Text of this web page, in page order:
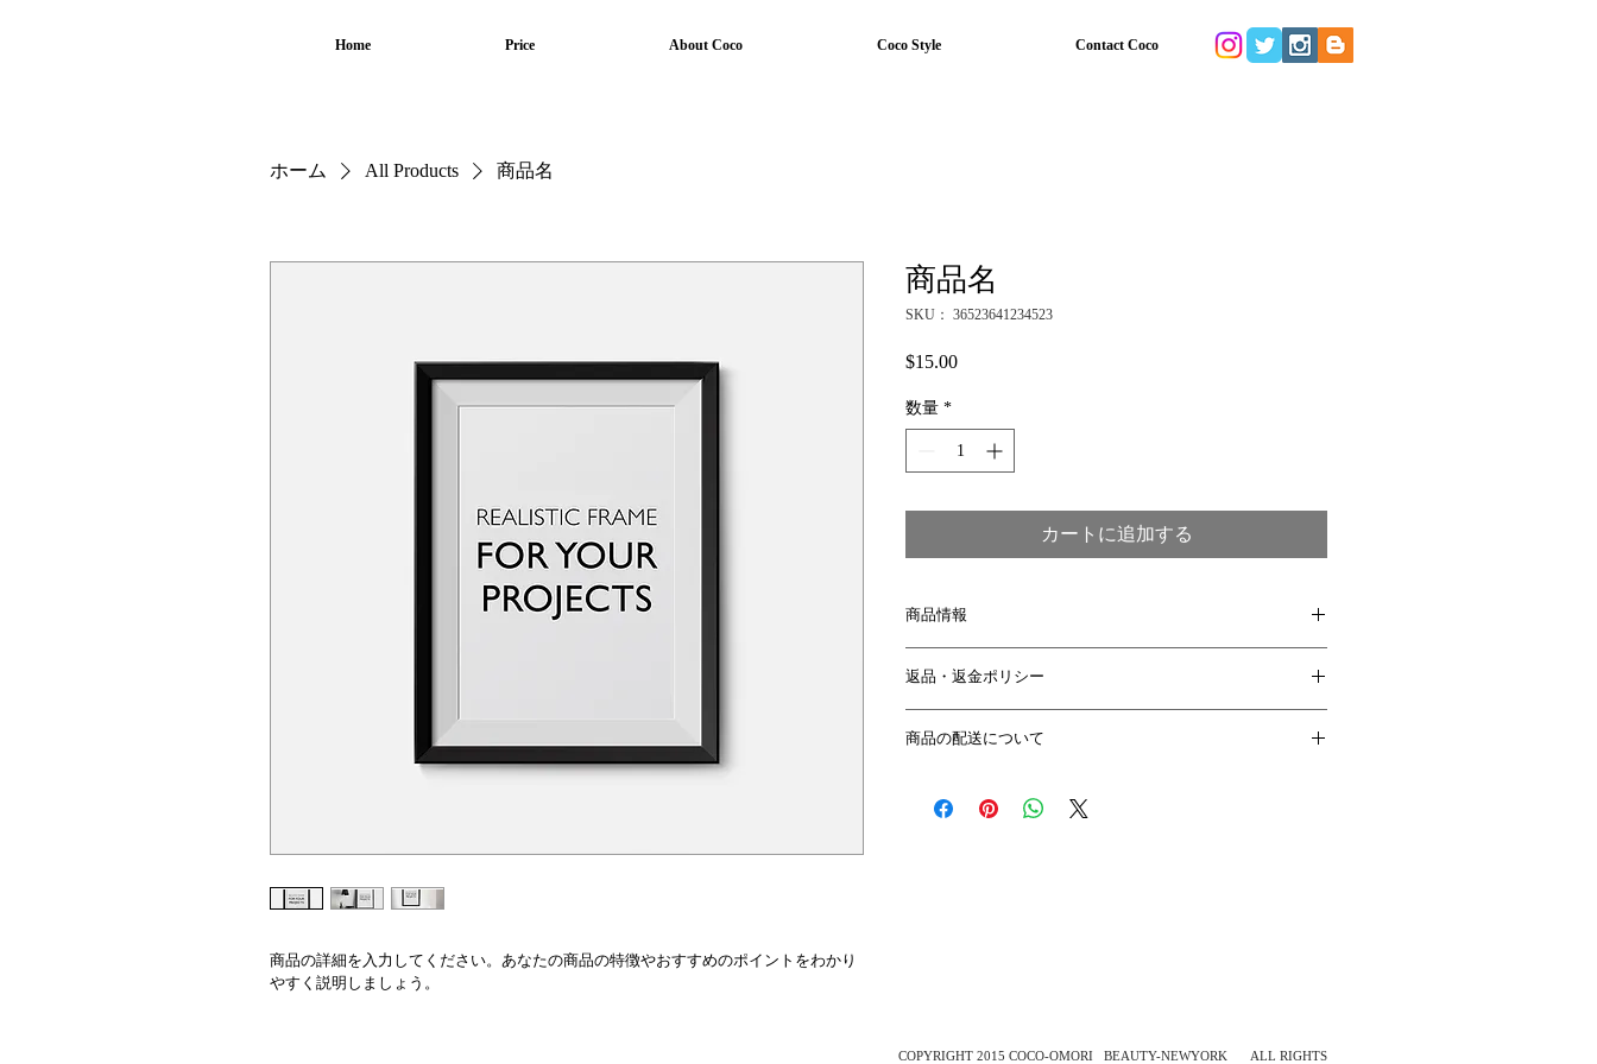
Home Price About Coco Coco Style Contact Coco
ホーム All Products 商品名
商品の詳細を入力してください。あなたの商品の特徴やおすすめのポイントをわかり
やすく説明しましょう。
商品名
SKU： 36523641234523
$15.00価
数量 *
カートに追加する
商品情報
明に加え、商品の特徴やおすすめのポイントなどを説明
しましょう。
返品・返金ポリシー
だけなかった場合の返品・返金ポリシーと手順を説明し
頼を獲得し、安心して商品をご購入いただけます。
商品の配送について
する情報を入力してください。配送情報を明確にするこ
COPYRIGHT 2015 ALL RIGHTS
COCO-OMORI BEAUTY-NEWYORK